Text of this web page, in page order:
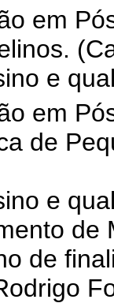
em
e
em
de
e
de
de